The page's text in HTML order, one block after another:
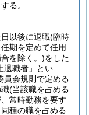
る。
以後に退職(臨時
期を定めて任用
を除く。)をした
退職者」とい
員会規則で定める
(当該職を占める
常時勤務を要す
種の職を占める